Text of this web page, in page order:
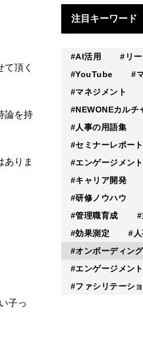
頂く
論を持
ありま
子っ
注目キーワード
AI活用
リ
YouTube
マネジメント
NEWONEカルチ
人事の用語集
セミナーレポート
エンゲージメント
キャリア開発
研修ノウハウ
管理職育成
効果測定
オンボーディング
エンゲージメン
ファシリテーシ